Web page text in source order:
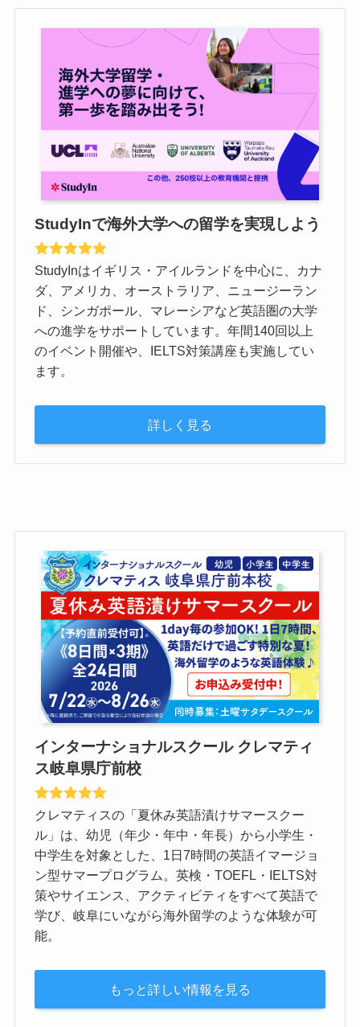
StudyInで海外大学への留学を実現しよう
StudyInはイギリス・アイルランドを中心に、カナ
ダ、アメリカ、オーストラリア、ニュージーラン
ド、シンガポール、マレーシアなど英語圏の大学
への進学をサポートしています。年間140回以上
のイベント開催や、IELTS対策講座も実施してい
ます。
詳しく見る
インターナショナルスクール クレマティ
ス岐阜県庁前校
クレマティスの「夏休み英語漬けサマースクー
ル」は、幼児（年少・年中・年長）から小学生・
中学生を対象とした、1日7時間の英語イマージョ
ン型サマープログラム。英検・TOEFL・IELTS対
策やサイエンス、アクティビティをすべて英語で
学び、岐阜にいながら海外留学のような体験が可
能。
もっと詳しい情報を見る